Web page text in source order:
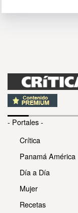
- Portales -
Crítica
Panamá América
Día a Día
Mujer
Recetas